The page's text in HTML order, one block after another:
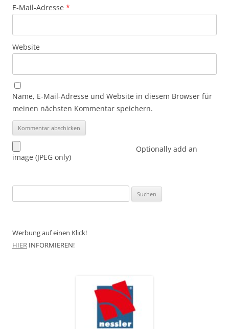
E-Mail-Adresse *
Website
Name, E-Mail-Adresse und Website in diesem Browser für
meinen nächsten Kommentar speichern.
Optionally add an
image (JPEG only)
nach:
Werbung auf einen Klick!
HIER INFORMIEREN!